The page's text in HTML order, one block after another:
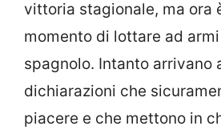
vittoria stagionale, ma ora
momento di lottare ad
spagnolo. Intanto arrivano
dichiarazioni che
piacere e che mettono in